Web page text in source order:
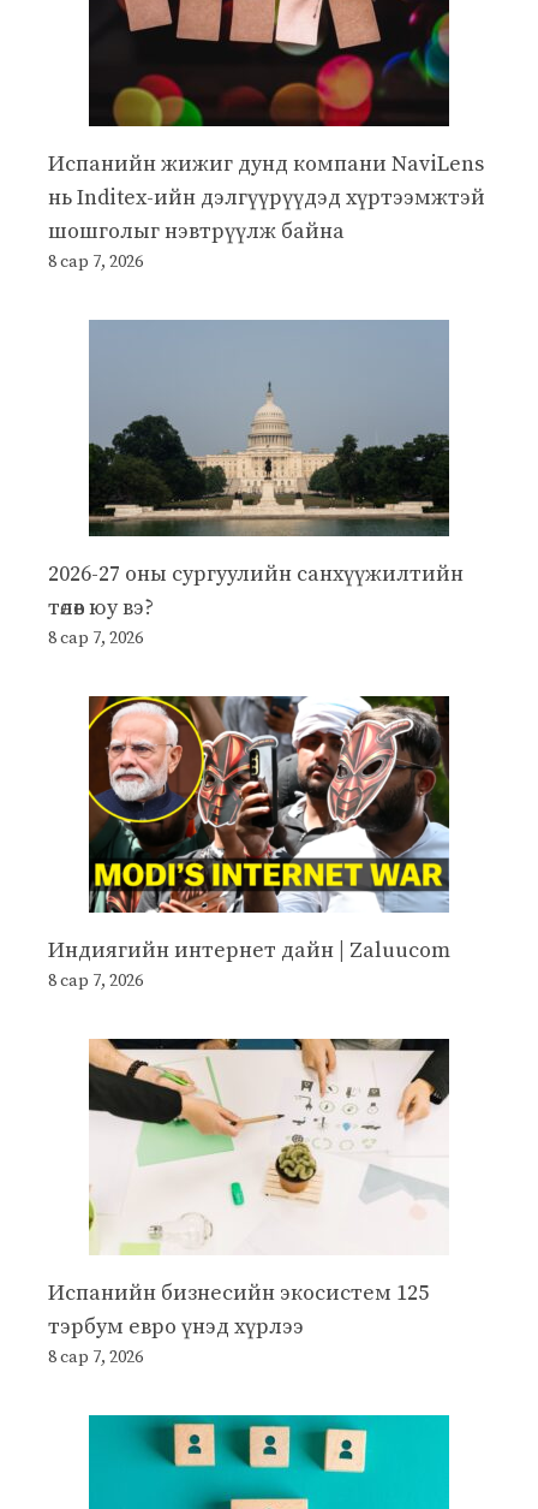
Испанийн жижиг дунд компани NaviLens
нь Inditex-ийн дэлгүүрүүдэд хүртээмжтэй
шошголыг нэвтрүүлж байна
8 сар 7, 2026
2026-27 оны сургуулийн санхүүжилтийн
төлөв юу вэ?
8 сар 7, 2026
Индиягийн интернет дайн | Zaluucom
8 сар 7, 2026
Испанийн бизнесийн экосистем 125
тэрбум евро үнэд хүрлээ
8 сар 7, 2026